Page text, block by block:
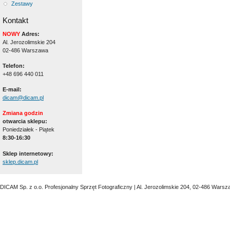
Zestawy
Kontakt
NOWY Adres:
Al. Jerozolimskie 204
02-486 Warszawa
Telefon:
+48 696 440 011
E-mail:
dicam@dicam.pl
Zmiana godzin
otwarcia sklepu:
Poniedziałek - Piątek
8:30-16:30
Sklep internetowy:
sklep.dicam.pl
DICAM Sp. z o.o. Profesjonalny Sprzęt Fotograficzny | Al. Jerozolimskie 204, 02-486